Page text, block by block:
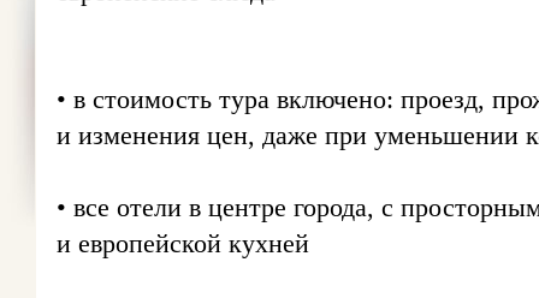
• в стоимость тура включено: проезд,
и изменения цен, даже при уменьшении
• все отели в центре города, с
и европейской кухней